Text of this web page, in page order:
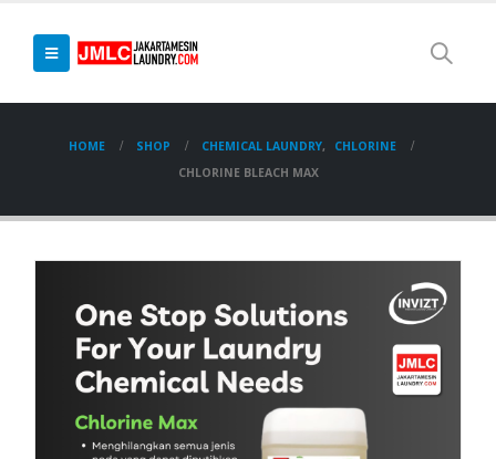
HOME SHOP CHEMICAL LAUNDRY,
CHLORINE
CHLORINE BLEACH MAX